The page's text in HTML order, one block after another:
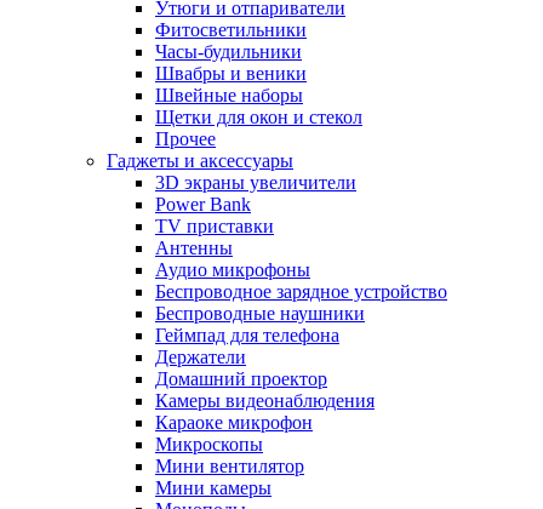
Утюги и отпариватели
Фитосветильники
Часы-будильники
Швабры и веники
Швейные наборы
Щетки для окон и стекол
Прочее
Гаджеты и аксессуары
3D экраны увеличители
Power Bank
TV приставки
Антенны
Аудио микрофоны
Беспроводное зарядное устройство
Беспроводные наушники
Геймпад для телефона
Держатели
Домашний проектор
Камеры видеонаблюдения
Караоке микрофон
Микроскопы
Мини вентилятор
Мини камеры